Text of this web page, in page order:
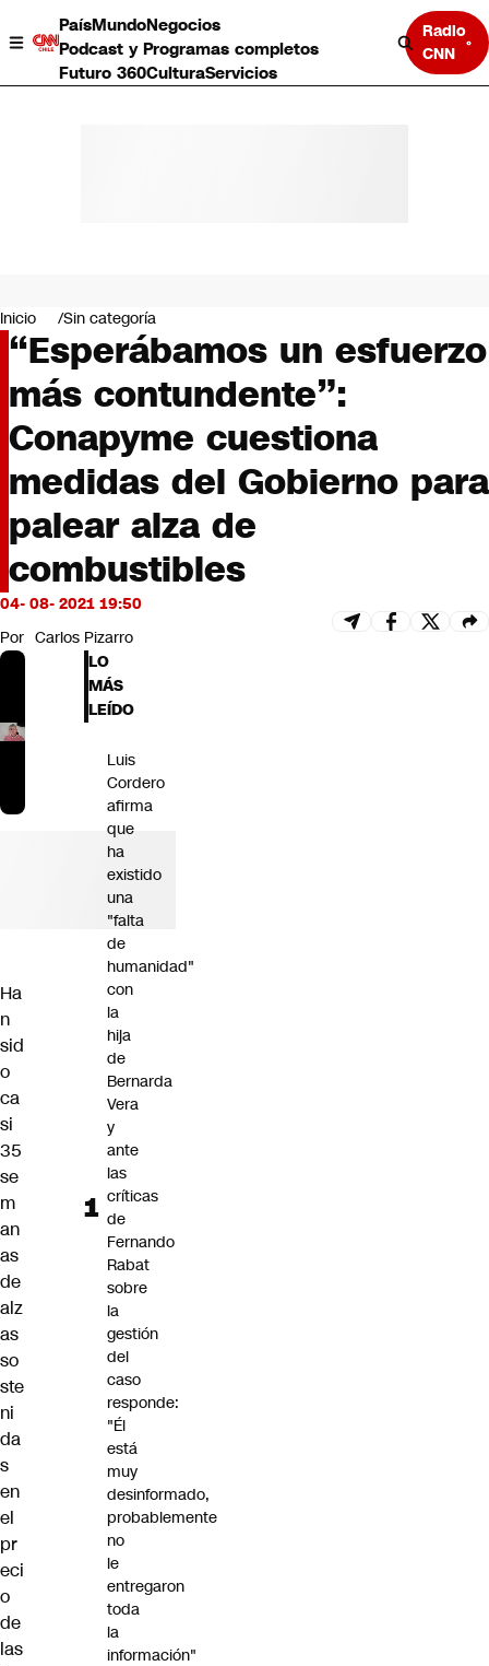
PaísMundoNegocios
Podcast y Programas completos
Futuro 360CulturaServicios
Radio
CNN
Negocios
Deportes
Programas completos
Cultura
Servicios
Bits
CNN tiempo
Futuro 360
Opinión
Inicio Sin categoría
“Esperábamos un esfuerzo
más contundente”:
Conapyme cuestiona
medidas del Gobierno para
palear alza de
combustibles
04- 08- 2021 19:50
Por Carlos Pizarro
Ha
n
sid
o
ca
si
35
se
m
an
as
de
alz
as
so
ste
ni
da
s
en
el
pr
eci
o
de
las
LO
MÁS
LEÍDO
Luis
Cordero
afirma
que
ha
existido
una
"falta
de
humanidad"
con
la
hija
de
Bernarda
Vera
y
ante
las
críticas
de
Fernando
Rabat
sobre
la
gestión
del
caso
responde:
"Él
está
muy
desinformado,
probablemente
no
le
entregaron
toda
la
información"